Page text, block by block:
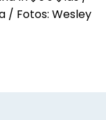
/ Fotos: Wesley